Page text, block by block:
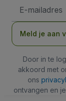
mailadres
Meld je aan
Door in te
akkoord met
ons
ontvangen en